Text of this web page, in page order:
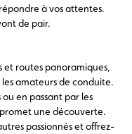
à vos attentes.
de pair.
et routes panoramiques,
amateurs de conduite.
en passant par les
une découverte.
passionnés et offrez-